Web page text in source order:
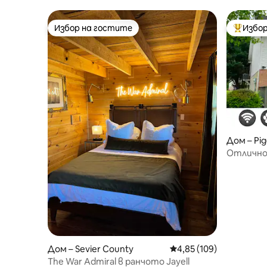
Избор на гостите
Избор на гостите
Дом – Sevier County Средна оценка: 4,85
4,85 (109)
The War Admiral в ранчото Jayell
Най-
Дом –